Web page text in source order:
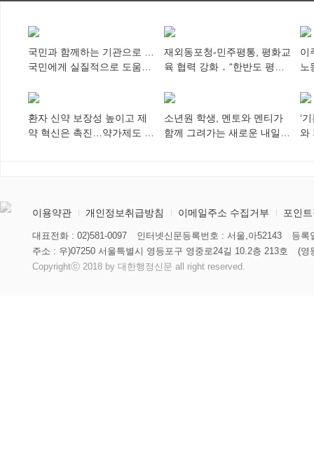
국민과 함께하는 기관으로 …
국민에게 실질적으로 도움이
재외동포청-민주평통, 평화교
육 협력 강화 ․ “한반도 평화,
다”
이
노
환자 신약 보장성 높이고 제
약 혁신은 촉진…약가제도 개
소년원 학생, 멘토와 멘티가
함께 그려가는 새로운 내일
‘
와
이용약관 개인정보취급방침 이메일주소 수집거부 포인
대표전화 : 02)581-0097 인터넷신문등록번호 : 서울,아52143
등록
주소 : 우)07250 서울특별시 영등포구 영중로24길 10.2층 213호
(영
Copyrightⓒ 2018 by 대한행정신문 all right reserved.